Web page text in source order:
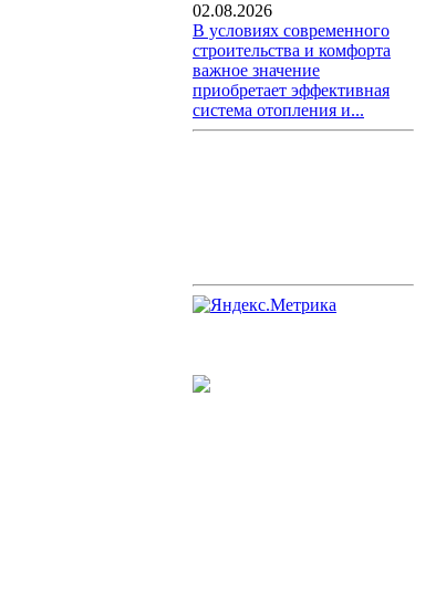
02.08.2026
В условиях современного
строительства и комфорта
важное значение
приобретает эффективная
система отопления и...